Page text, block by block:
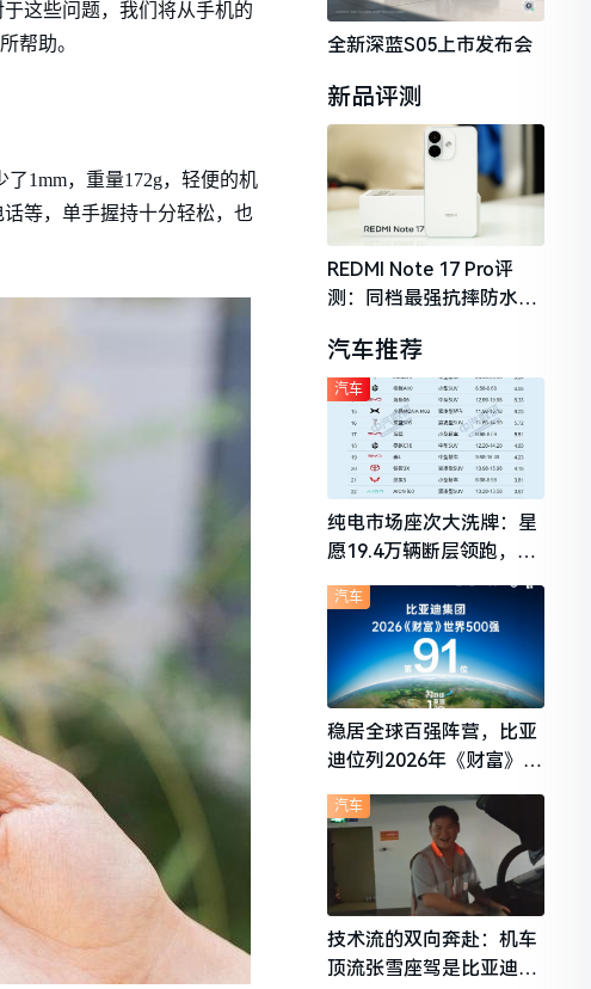
这些问题，我们将从手机的
帮助。
1mm，重量172g，轻便的机
等，单手握持十分轻松，也
全新深蓝S05上市发布会
新品评测
REDMI Note 17 Pro评
测：同档最强抗摔防水，
守门员
汽车推荐
纯电市场座次大洗牌：星
愿19.4万辆断层领跑，理
想i6成最强黑马
汽车
稳居全球百强阵营，比亚
迪位列2026年《财富》世
汽车
技术流的双向奔赴：机车
顶流张雪座驾是比亚迪秦
汽车